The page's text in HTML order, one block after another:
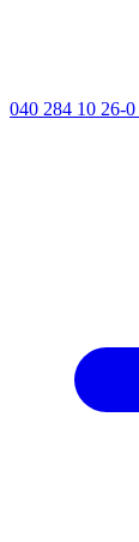
040 284 10 26-0